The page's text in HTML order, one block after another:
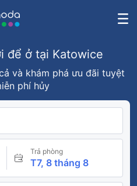
để ở tại Katowice
và khám phá ưu đãi tuyệt
phí hủy
Trả phòng
T7, 8 tháng 8